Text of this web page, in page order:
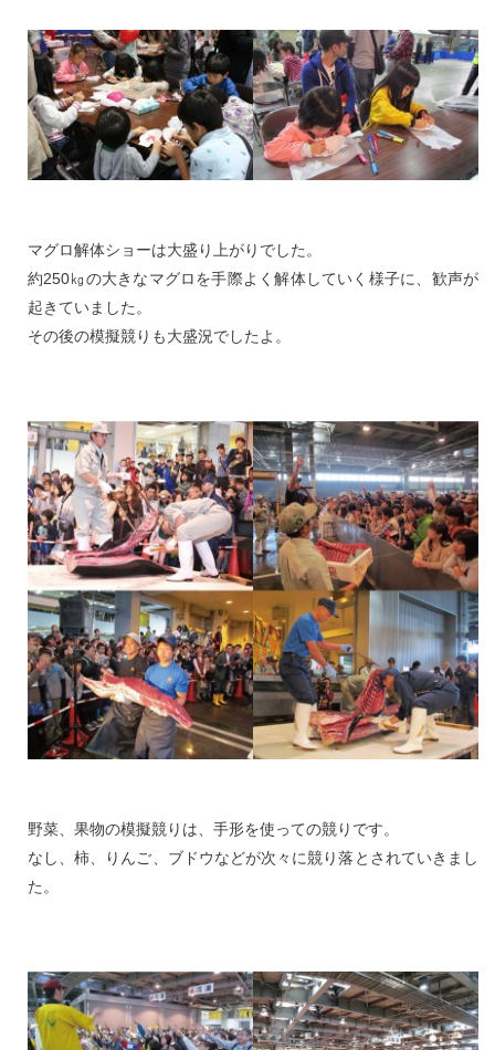
マグロ解体ショーは大盛り上がりでした。
約250㎏の大きなマグロを手際よく解体していく様子に、歓声が
起きていました。
その後の模擬競りも大盛況でしたよ。
野菜、果物の模擬競りは、手形を使っての競りです。
なし、柿、りんご、ブドウなどが次々に競り落とされていきまし
た。